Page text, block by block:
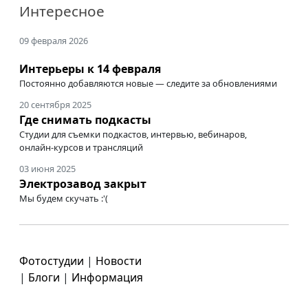
Интересное
09 февраля 2026
Интерьеры к 14 февраля
Постоянно добавляются новые — следите за обновлениями
20 сентября 2025
Где снимать подкасты
Студии для съемки подкастов, интервью, вебинаров,
онлайн-курсов и трансляций
03 июня 2025
Электрозавод закрыт
Мы будем скучать :'(
Фотостудии | Новости
| Блоги | Информация